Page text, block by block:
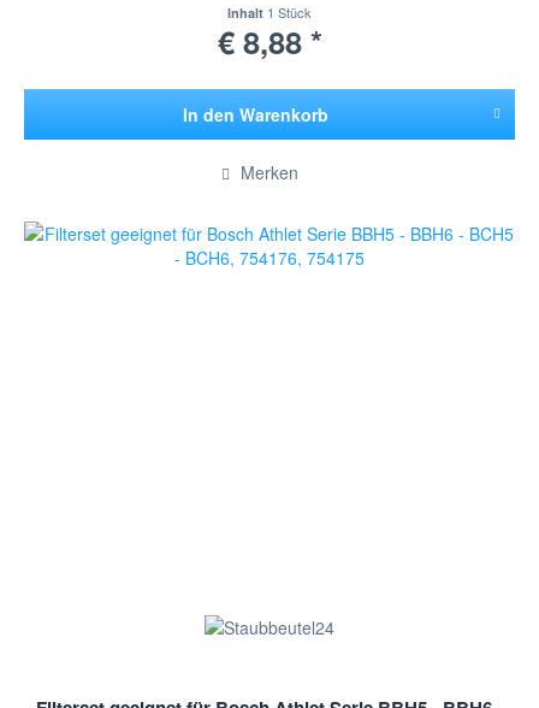
Inhalt 1 Stück
€ 8,88 *
In den Warenkorb
Hinzugefügt
Merken